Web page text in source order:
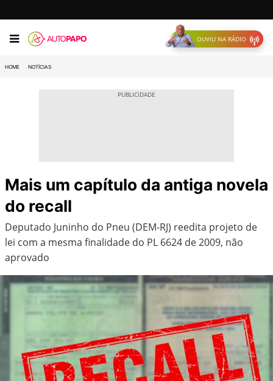
OUVIU NA RÁDIO
HOME NOTÍCIAS
Mais um capítulo da antiga novela
do recall
Deputado Juninho do Pneu (DEM-RJ) reedita projeto de
lei com a mesma finalidade do PL 6624 de 2009, não
aprovado